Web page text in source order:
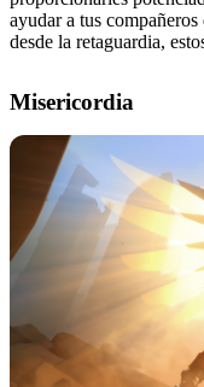
ayudar a tus
desde la retaguardia,
Misericordia